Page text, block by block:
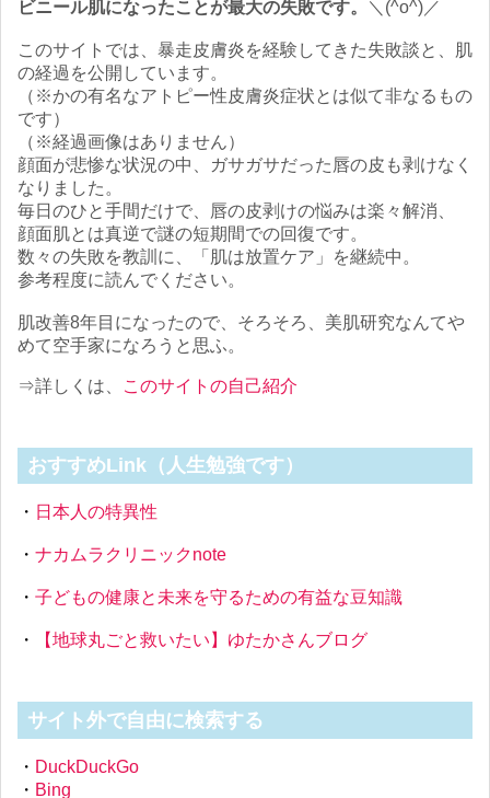
ビニール肌になったことが最大の失敗です。
＼(^o^)／
このサイトでは、暴走皮膚炎を経験してきた失敗談と、肌
の経過を公開しています。
（※かの有名なアトピー性皮膚炎症状とは似て非なるもの
です）
（※経過画像はありません）
顔面が悲惨な状況の中、ガサガサだった唇の皮も剥けなく
なりました。
毎日のひと手間だけで、唇の皮剥けの悩みは楽々解消、
顔面肌とは真逆で謎の短期間での回復です。
数々の失敗を教訓に、「肌は放置ケア」を継続中。
参考程度に読んでください。
肌改善8年目になったので、そろそろ、美肌研究なんてや
めて空手家になろうと思ふ。
⇒詳しくは、 このサイトの自己紹介
おすすめLink（人生勉強です）
・ 日本人の特異性
・ ナカムラクリニックnote
・ 子どもの健康と未来を守るための有益な豆知識
・ 【地球丸ごと救いたい】ゆたかさんブログ
サイト外で自由に検索する
・ DuckDuckGo
・ Bing